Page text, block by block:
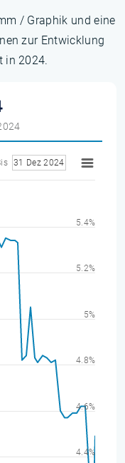
/ Graphik und eine
zur Entwicklung
in 2024.
31 Dez 2024
4.4%
4.6%
4.8%
5%
5.2%
5.4%